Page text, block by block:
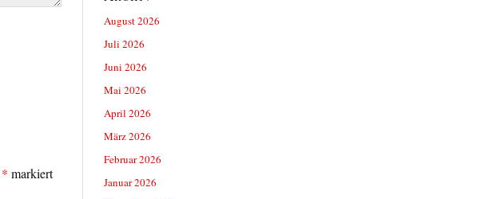
* markiert
August 2026
Juli 2026
Juni 2026
Mai 2026
April 2026
März 2026
Februar 2026
Januar 2026